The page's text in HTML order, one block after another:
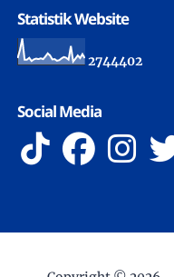
Statistik Website
2744402
Social Media